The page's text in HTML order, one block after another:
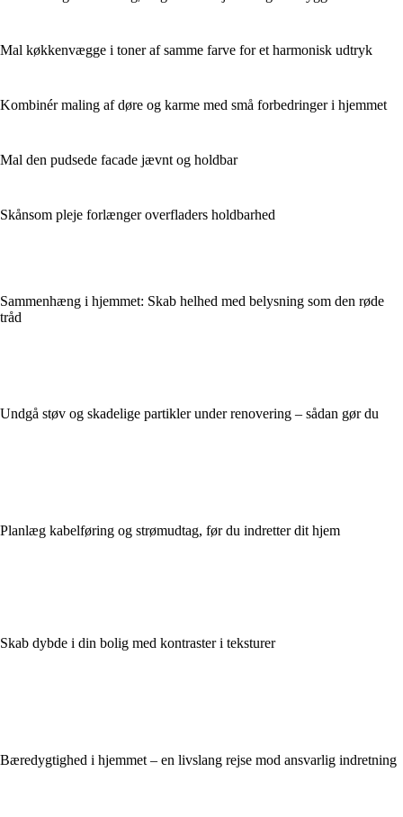
Mal køkkenvægge i toner af samme farve for et harmonisk udtryk
Kombinér maling af døre og karme med små forbedringer i hjemmet
Mal den pudsede facade jævnt og holdbar
Skånsom pleje forlænger overfladers holdbarhed
Sammenhæng i hjemmet: Skab helhed med belysning som den røde
tråd
Undgå støv og skadelige partikler under renovering – sådan gør du
Planlæg kabelføring og strømudtag, før du indretter dit hjem
Skab dybde i din bolig med kontraster i teksturer
Bæredygtighed i hjemmet – en livslang rejse mod ansvarlig indretning